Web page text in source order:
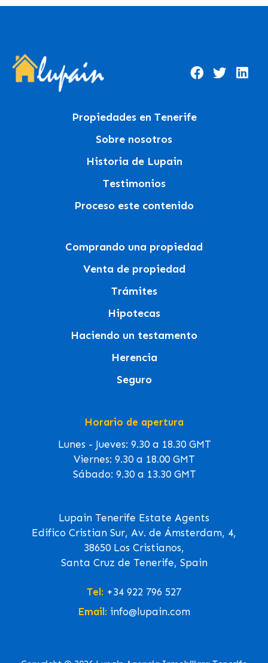
Propiedades en Tenerife
Sobre nosotros
Historia de Lupain
Testimonios
Proceso este contenido
Comprando una propiedad
Venta de propiedad
Trámites
Hipotecas
Haciendo un testamento
Herencia
Seguro
Horario de apertura
Lunes - Jueves: 9.30 a 18.30 GMT
Viernes: 9.30 a 18.00 GMT
Sábado: 9.30 a 13.30 GMT
Lupain Tenerife Estate Agents
Edifico Cristian Sur, Av. de Ámsterdam, 4,
38650 Los Cristianos,
Santa Cruz de Tenerife, Spain
Tel: +34 922 796 527
Email: info@lupain.com